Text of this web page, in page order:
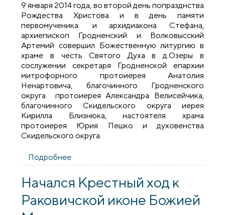
9 января 2014 года, во второй день попразднства
Рождества Христова и в день памяти
первомученика. и архидиакона Стефана,
архиепископ Гродненский и Волковысский
Артемий совершил Божественную литургию в
храме в честь Святого Духа в д.Озеры в
сослужении секретаря Гродненской епархии
митрофорного протоиерея Анатолия
Ненартовича, благочинного Гродненского
округа протоиерея Александра Велисейчика,
благочинного Скидельского округа иерея
Кирилла Близнюка, настоятеля храма
протоиерея Юрия Пешко и духовенства
Скидельского округа.
Подробнее
литургию в храме Святого Духа деревни
Озеры
Начался Крестный ход к
Раковичской иконе Божией